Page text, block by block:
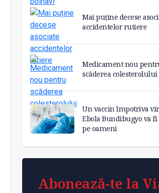
Mai puține decese
accidentelor rutiere
Medicament nou
scăderea colesterolului
Un vaccin împotriva
Ebola Bundibugyo va fi
pe oameni
Abonează-te la